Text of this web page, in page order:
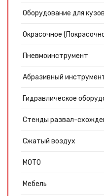
Оборудование для
Окрасочное
Пневмоинструмент
Абразивный
Гидравлическое
Стенды развал-
Сжатый воздух
МОТО
Мебель